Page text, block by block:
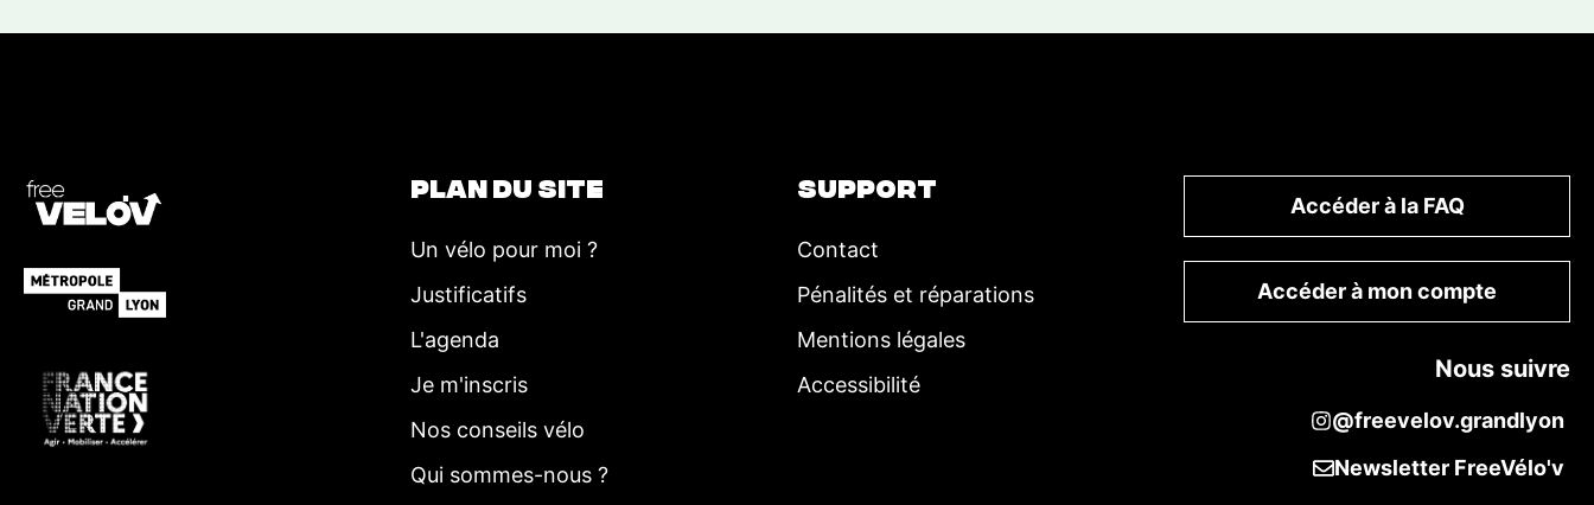
v
è
n
e
e
n
t
PLAN DU SITE
Un vélo pour moi ?
Justificatifs
L'agenda
Je m'inscris
Nos conseils vélo
Qui sommes-nous ?
SUPPORT
Contact
Pénalités et réparations
Mentions légales
Accessibilité
Accéder à la FAQ
Accéder à mon compte
Nous suivre
@freevelov.grandlyon
Newsletter FreeVélo'v